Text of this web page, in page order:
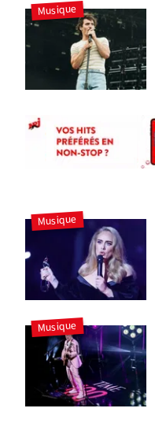
Musique
Musique
Musique